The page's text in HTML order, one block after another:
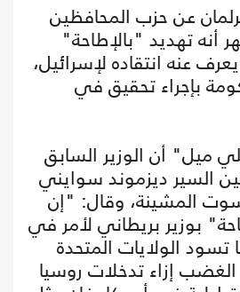
عن حزب المحافظين
أنه تهديد "بالإطاحة"
عنه انتقاده لإسرائيل،
بإجراء تحقيق في
ميل" أن الوزير السابق
السير ديزموند سوايني
المشينة، وقال: "إن
بوزير بريطاني لأمر في
تسود الولايات المتحدة
الغضب إزاء تدخلات روسيا